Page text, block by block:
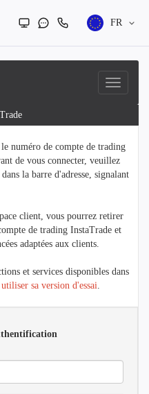
FR
numéro de compte de trading
de vous connecter, veuillez
la barre d'adresse, signalant
client, vous pourrez retirer
de trading InstaTrade et
adaptées aux clients.
et services disponibles dans
sa version d'essai.